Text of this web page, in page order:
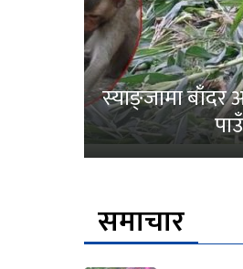
स्याङ्जामा बाँदर
समाचार